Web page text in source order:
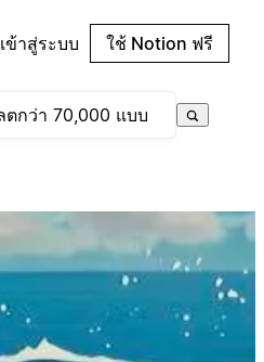
เข้าสู่ระบบ ใช้ Notion ฟรี